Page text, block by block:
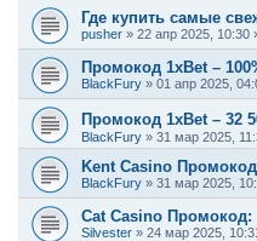
Где купить самые
pusher » 22 апр 2025, 10:30
Промокод 1xBet –
BlackFury » 01 апр 2025,
Промокод 1xBet – 32
BlackFury » 31 мар 2025,
Kent Casino
BlackFury » 31 мар 2025,
Cat Casino Промокод:
Silvester » 24 мар 2025,